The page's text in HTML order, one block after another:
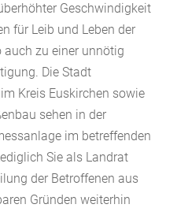
Geschwindigkeit
für Leib und Leben der
zu einer unnötig
Die Stadt
Kreis Euskirchen sowie
sehen in der
im betreffenden
Sie als Landrat
der Betroffenen aus
Gründen weiterhin